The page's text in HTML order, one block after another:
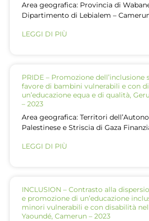
Area geografica: Provincia di
Dipartimento di Lebialem –
LEGGI DI PIÙ
PRIDE – Promozione dell’inclusione
favore di bambini vulnerabili e con
un’educazione equa e di qualità,
– 2023
Area geografica: Territori
Palestinese e Striscia di Gaza
LEGGI DI PIÙ
INCLUSION – Contrasto alla
e promozione di un’educazione
minori vulnerabili e con disabilità
Yaoundé, Camerun – 2023